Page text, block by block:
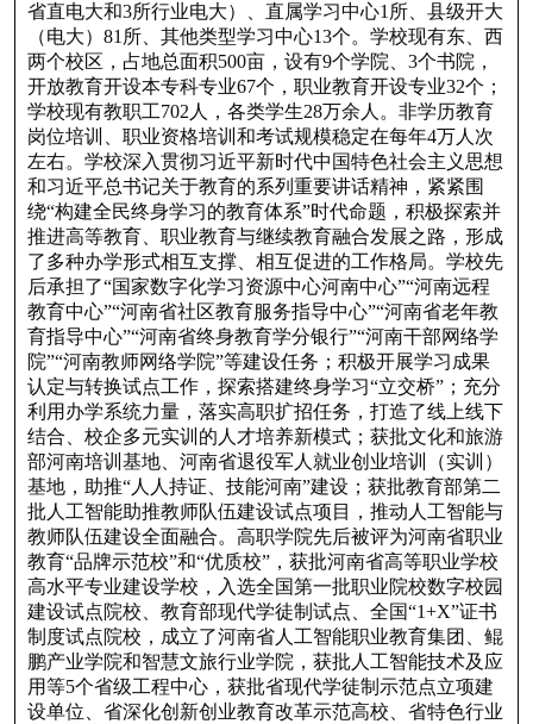
省直电大和3所行业电大）、直属学习中心1所、县级开大
（电大）81所、其他类型学习中心13个。学校现有东、西
两个校区，占地总面积500亩，设有9个学院、3个书院，
开放教育开设本专科专业67个，职业教育开设专业32个；
学校现有教职工702人，各类学生28万余人。非学历教育
岗位培训、职业资格培训和考试规模稳定在每年4万人次
左右。学校深入贯彻习近平新时代中国特色社会主义思想
和习近平总书记关于教育的系列重要讲话精神，紧紧围
绕“构建全民终身学习的教育体系”时代命题，积极探索并
推进高等教育、职业教育与继续教育融合发展之路，形成
了多种办学形式相互支撑、相互促进的工作格局。学校先
后承担了“国家数字化学习资源中心河南中心”“河南远程
教育中心”“河南省社区教育服务指导中心”“河南省老年教
育指导中心”“河南省终身教育学分银行”“河南干部网络学
院”“河南教师网络学院”等建设任务；积极开展学习成果
认定与转换试点工作，探索搭建终身学习“立交桥”；充分
利用办学系统力量，落实高职扩招任务，打造了线上线下
结合、校企多元实训的人才培养新模式；获批文化和旅游
部河南培训基地、河南省退役军人就业创业培训（实训）
基地，助推“人人持证、技能河南”建设；获批教育部第二
批人工智能助推教师队伍建设试点项目，推动人工智能与
教师队伍建设全面融合。高职学院先后被评为河南省职业
教育“品牌示范校”和“优质校”，获批河南省高等职业学校
高水平专业建设学校，入选全国第一批职业院校数字校园
建设试点院校、教育部现代学徒制试点、全国“1+X”证书
制度试点院校，成立了河南省人工智能职业教育集团、鲲
鹏产业学院和智慧文旅行业学院，获批人工智能技术及应
用等5个省级工程中心，获批省现代学徒制示范点立项建
设单位、省深化创新创业教育改革示范高校、省特色行业